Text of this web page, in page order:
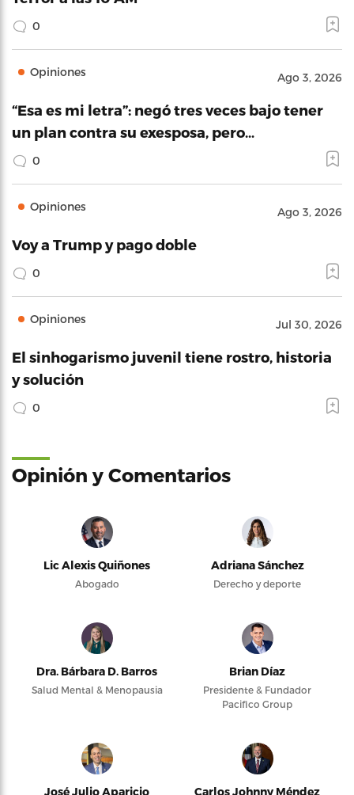
0
Opiniones Ago 3, 2026
“Esa es mi letra”: negó tres veces bajo tener
un plan contra su exesposa, pero…
0
Opiniones Ago 3, 2026
Voy a Trump y pago doble
0
Opiniones Jul 30, 2026
El sinhogarismo juvenil tiene rostro, historia
y solución
0
Opinión y Comentarios
Lic Alexis Quiñones
Abogado
Adriana Sánchez
Derecho y deporte
Dra. Bárbara D. Barros
Salud Mental & Menopausia
Brian Díaz
Presidente & Fundador
Pacifico Group
José Julio Aparicio Carlos Johnny Méndez